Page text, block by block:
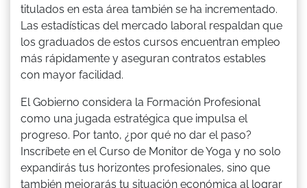
titulados en esta área también se ha incrementado.
Las estadísticas del mercado laboral respaldan que
los graduados de estos cursos encuentran empleo
más rápidamente y aseguran contratos estables
con mayor facilidad.
El Gobierno considera la Formación Profesional
como una jugada estratégica que impulsa el
progreso. Por tanto, ¿por qué no dar el paso?
Inscríbete en el Curso de Monitor de Yoga y no solo
expandirás tus horizontes profesionales, sino que
también mejorarás tu situación económica al lograr